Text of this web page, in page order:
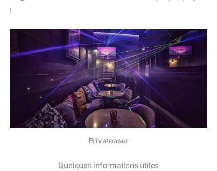
!
Privateaser
Quelques informations utiles